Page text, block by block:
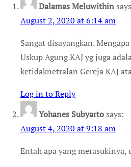
Dalamas Meluwithin
August 2, 2020 at 6:14 am
Sangat disayangkan.
Uskup Agung KAJ yg juga
ketidaknetralan Gereja KAJ
Log in to Reply
Yohanes Subyartosays:
August 4, 2020 at 9:18 am
Entah apa yang